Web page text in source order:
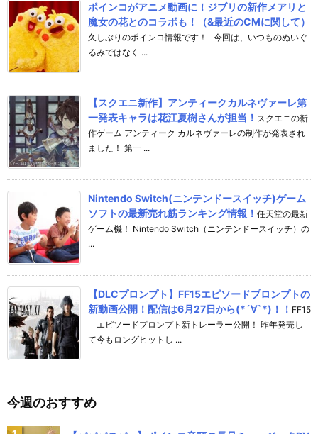
ポインコがアニメ動画に！ジブリの新作メアリと
魔女の花とのコラボも！（&最近のCMに関して）
久しぶりのポインコ情報です！ 今回は、いつものぬいぐ
るみではなく ...
【スクエニ新作】アンティークカルネヴァーレ第
一発表キャラは花江夏樹さんが担当！ スクエニの新
作ゲーム アンティーク カルネヴァーレの制作が発表され
ました！ 第一 ...
Nintendo Switch(ニンテンドースイッチ)ゲーム
ソフトの最新売れ筋ランキング情報！ 任天堂の最新
ゲーム機！ Nintendo Switch（ニンテンドースイッチ）の
...
【DLCプロンプト】FF15エピソードプロンプトの
新動画公開！配信は6月27日から(*´∀`*)！！ FF15
エピソードプロンプト新トレーラー公開！ 昨年発売し
て今もロングヒットし ...
今週のおすすめ